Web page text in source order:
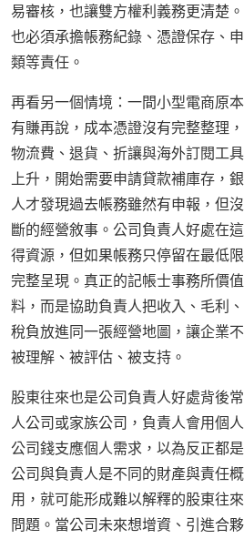
易審核，也讓雙方權利義務更清楚
也必須承擔帳務紀錄、憑證保存、
類等責任。
再看另一個情境：一間小型電商原
有賺再說，成本憑證沒有完整整理
物流費、退貨、折讓與海外訂閱工
上升，開始需要申請貸款補庫存，
人才發現過去帳務雖然有申報，但
斷的經營敘事。公司負責人好處在
得資源，但如果帳務只停留在最低
完整呈現。真正的記帳士事務所價
料，而是協助負責人把收入、毛利
稅負放進同一張經營地圖，讓企業
被理解、被評估、被支持。
股東往來也是公司負責人好處背後
人公司或家族公司，負責人會用個
公司錢支應個人需求，以為反正都
公司與負責人是不同的財產與責任
用，就可能形成難以解釋的股東往
問題。當公司未來想增資、引進合